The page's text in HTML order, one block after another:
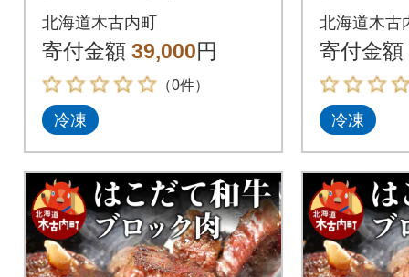
×2袋 計1.6kg 北海道
牛肉 ビーフ 赤身 国産
北海道木古内町
寄付金額 39,000円
（0件）
冷凍
×2袋 計
牛肉 ビ
北海道木古
寄付金額
冷凍